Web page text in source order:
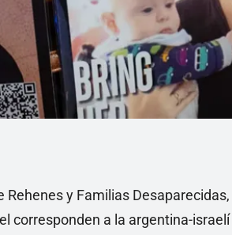
y Familias
corresponden a la argentina-